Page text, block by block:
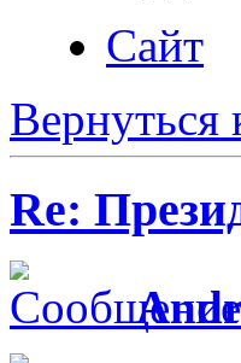
Сайт
Вернуться
Re: